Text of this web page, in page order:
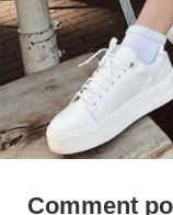
Comment